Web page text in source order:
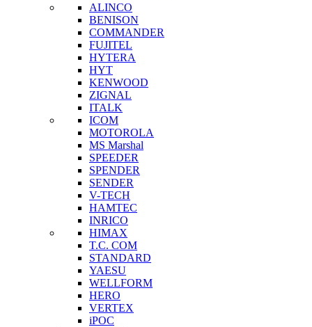
ALINCO
BENISON
COMMANDER
FUJITEL
HYTERA
HYT
KENWOOD
ZIGNAL
ITALK
ICOM
MOTOROLA
MS Marshal
SPEEDER
SPENDER
SENDER
V-TECH
HAMTEC
INRICO
HIMAX
T.C. COM
STANDARD
YAESU
WELLFORM
HERO
VERTEX
iPOC